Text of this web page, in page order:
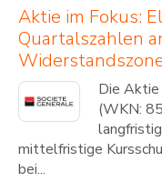
Aktie im Fokus:
Quartalszahlen
Die Aktie
(WKN:
mittelfristige
bei...